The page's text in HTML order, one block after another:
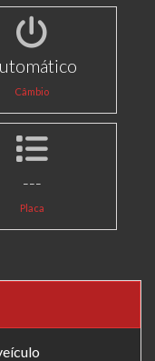
Câmbio
---
Placa